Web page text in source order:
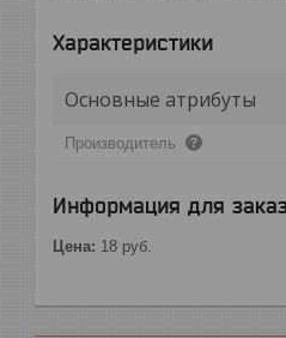
Характеристики
Основные атрибуты
Производитель
Информация для
Цена: 18 руб.